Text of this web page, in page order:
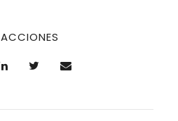
ACCIONES